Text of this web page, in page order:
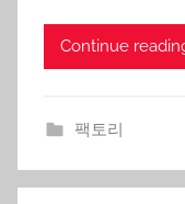
Continue
팩토리